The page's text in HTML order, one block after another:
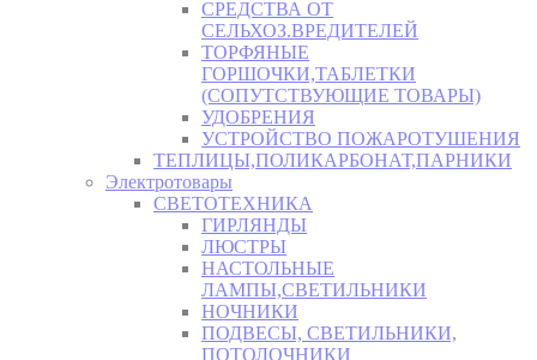
СРЕДСТВА ОТ
СЕЛЬХОЗ.ВРЕДИТЕЛЕЙ
ТОРФЯНЫЕ
ГОРШОЧКИ,ТАБЛЕТКИ
(СОПУТСТВУЮЩИЕ ТОВАРЫ)
УДОБРЕНИЯ
УСТРОЙСТВО ПОЖАРОТУШЕНИЯ
ТЕПЛИЦЫ,ПОЛИКАРБОНАТ,ПАРНИКИ
Электротовары
СВЕТОТЕХНИКА
ГИРЛЯНДЫ
ЛЮСТРЫ
НАСТОЛЬНЫЕ
ЛАМПЫ,СВЕТИЛЬНИКИ
НОЧНИКИ
ПОДВЕСЫ, СВЕТИЛЬНИКИ,
ПОТОЛОЧНИКИ